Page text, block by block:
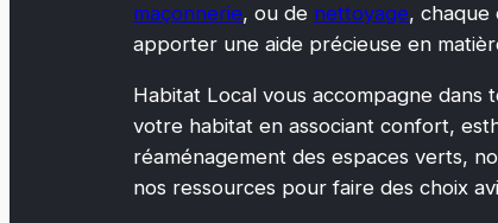
maçonnerie, ou de nettoyage, chaque
apporter une aide précieuse en
Habitat Local vous accompagne dans
votre habitat en associant confort,
réaménagement des espaces verts,
nos ressources pour faire des choix